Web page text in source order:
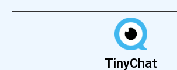
TinyChat